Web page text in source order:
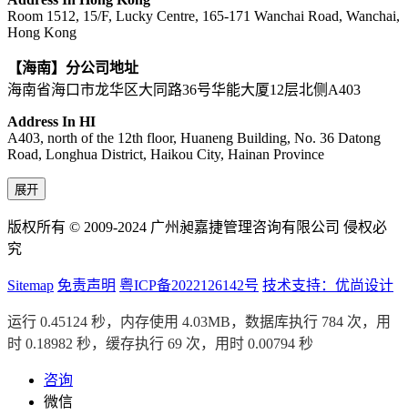
Room 1512, 15/F, Lucky Centre, 165-171 Wanchai Road, Wanchai,
Hong Kong
【海南】分公司地址
海南省海口市龙华区大同路36号华能大厦12层北侧A403
Address In HI
A403, north of the 12th floor, Huaneng Building, No. 36 Datong
Road, Longhua District, Haikou City, Hainan Province
展开
版权所有 © 2009-2024 广州昶嘉捷管理咨询有限公司 侵权必
究
Sitemap 免责声明 粤ICP备2022126142号 技术支持：优尚设计
运行 0.45124 秒，内存使用 4.03MB，数据库执行 784 次，用
时 0.18982 秒，缓存执行 69 次，用时 0.00794 秒
咨询
微信